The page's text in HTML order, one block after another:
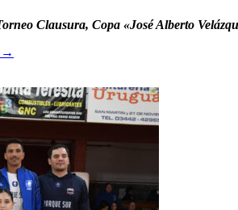
Clausura, Copa «José Alberto
→